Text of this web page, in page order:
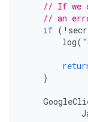
// If we
// an
if ( !
log(
}